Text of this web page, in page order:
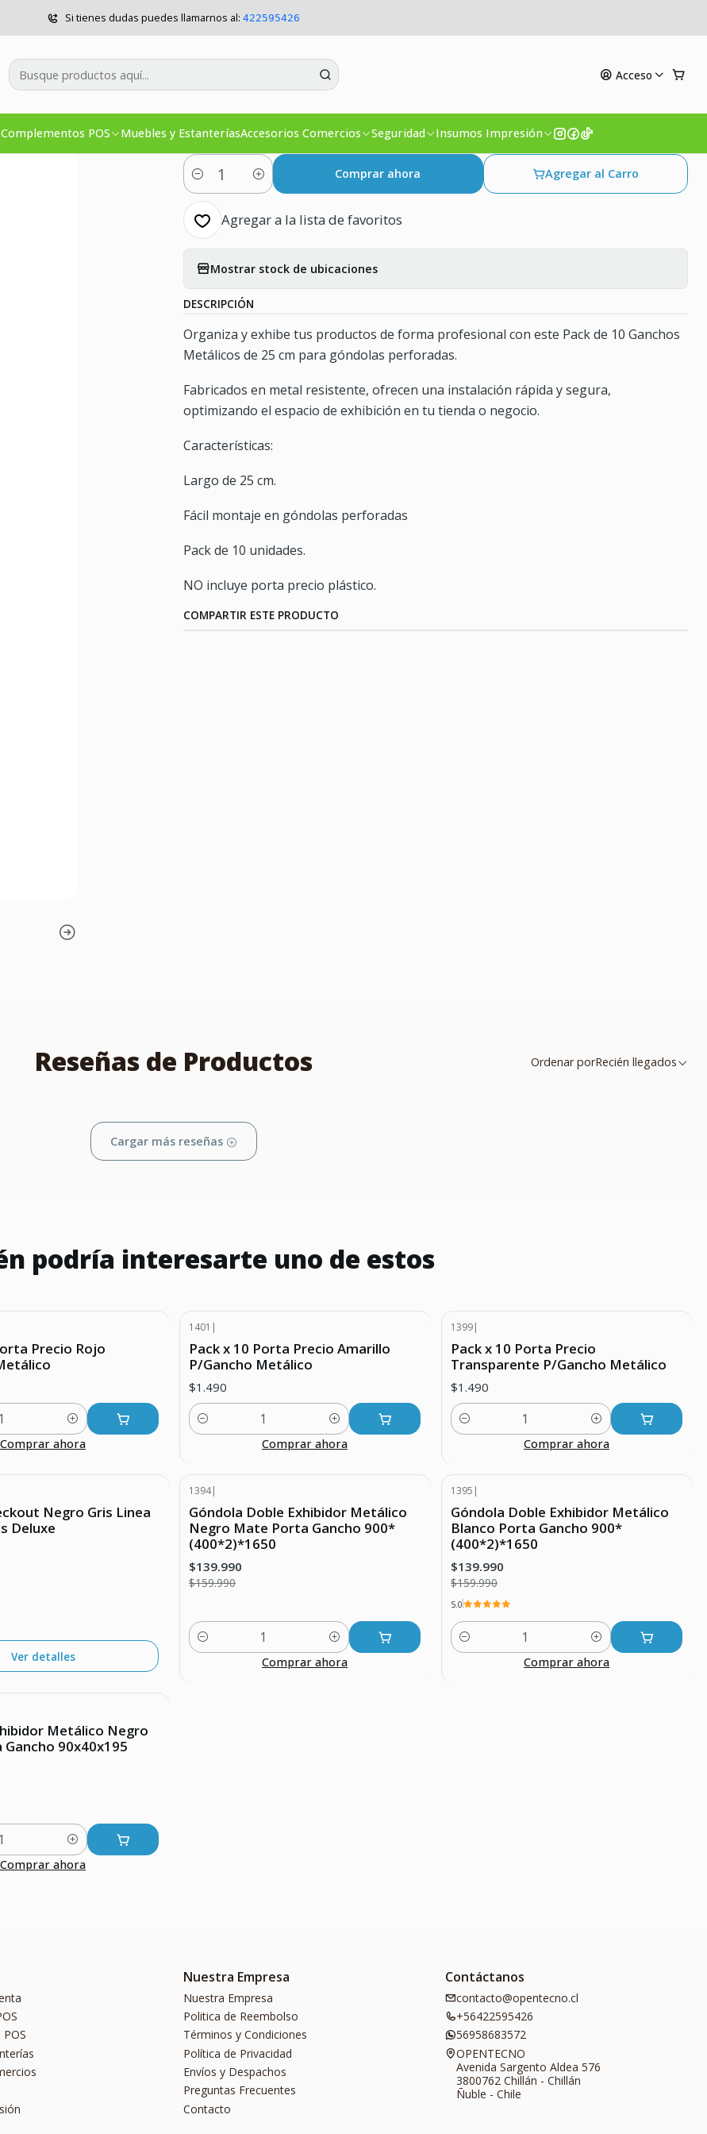
Acceso
Complementos POS Muebles y EstanteríasAccesorios Comercios Seguridad Insumos Impresión
Si tienes dudas puedes llamarnos al: 422595426
Muebles y Estanterías Pack x 10 Gancho Metálico Góndola 25cm
Pack x 10 Gancho Metálico Góndola
25cm
5.0 1 reseña
Cantidad
Agregar al Carro
Comprar ahora
Agregar a la lista de favoritos
Mostrar stock de ubicaciones
DESCRIPCIÓN
Organiza y exhibe tus productos de forma profesional con este Pack de 10 Ganchos
Metálicos de 25 cm para góndolas perforadas.
Fabricados en metal resistente, ofrecen una instalación rápida y segura,
optimizando el espacio de exhibición en tu tienda o negocio.
Características:
Largo de 25 cm.
Fácil montaje en góndolas perforadas
Pack de 10 unidades.
NO incluye porta precio plástico.
COMPARTIR ESTE PRODUCTO
Reseñas de Productos Ordenar porRecién llegados
Cargar más reseñas
podría interesarte uno de estos
Precio Rojo
Comprar ahora
1401 |
Pack x 10 Porta Precio Amarillo
P/Gancho Metálico
$1.490
Cantidad
Comprar ahora
1399|
Pack x 10 Porta Precio
Transparente P/Gancho Metálico
$1.490
Cantidad
Comprar ahora
Negro Gris Linea
Deluxe
Ver detalles
1394|
Góndola Doble Exhibidor Metálico
Negro Mate Porta Gancho 900*
(400*2)*1650
$139.990
$159.990
Cantidad
Comprar ahora
1395 |
Góndola Doble Exhibidor Metálico
Blanco Porta Gancho 900*
(400*2)*1650
$139.990
$159.990
5.0
Cantidad
Comprar ahora
Metálico Negro
90x40x195
Comprar ahora
Nuestra Empresa
Nuestra Empresa
Politica de Reembolso
Términos y Condiciones
Política de Privacidad
Envíos y Despachos
Preguntas Frecuentes
Contacto
Contáctanos
contacto@opentecno.cl
+56422595426
56958683572
OPENTECNO
Avenida Sargento Aldea 576
3800762 Chillán - Chillán
Ñuble - Chile